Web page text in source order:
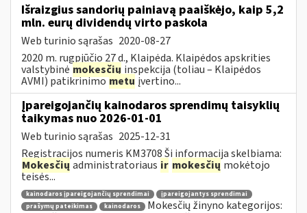
Išraizgius sandorių painiavą paaiškėjo, kaip 5,2
mln. eurų dividendų virto paskola
Web turinio sąrašas 2020-08-27
2020 m. rugpjūčio 27 d., Klaipėda. Klaipėdos apskrities
valstybinė mokesčių inspekcija (toliau – Klaipėdos
AVMI) patikrinimometu įvertino...
Įpareigojančių kainodaros sprendimų taisyklių
taikymas nuo 2026-01-01
Web turinio sąrašas 2025-12-31
Registracijos numeris KM3708 Ši informacija skelbiama:
Mokesčių administratoriaus ir mokesčių mokėtojo
teisės...
kainodaros įpareigojančių sprendimai
įpareigojantys sprendimai
prašymų pateikimas
kainodaros
Mokesčių žinyno kategorijos: